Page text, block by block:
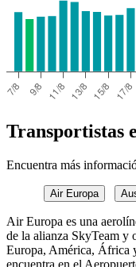
Transportistas
Encuentra más
Air Europa
Air Europa es una
de la alianza SkyTeam y
Europa, América, África
encuentra en el